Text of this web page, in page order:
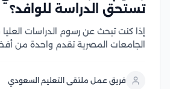
تستحق الدراسة للوافد؟
إذا كنت تبحث عن رسوم الدراسات
الجامعات المصرية تقدم واحدة من
والتخصص، والدرجة العلمية، مع وجود...
فريق عمل ملتقى التعليم السعودي